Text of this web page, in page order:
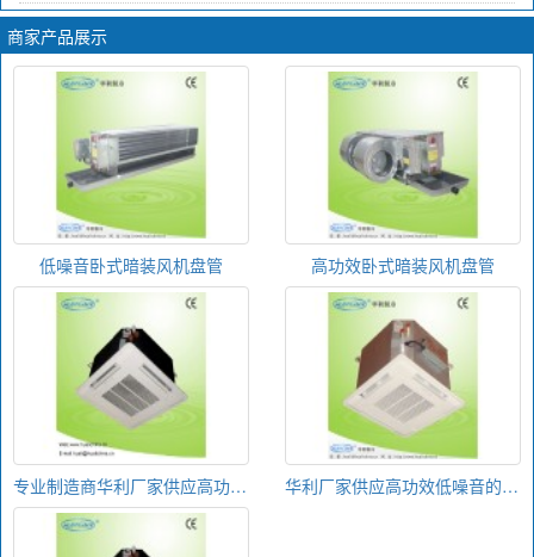
商家产品展示
低噪音卧式暗装风机盘管 高功效卧式暗装风机盘管
专业制造商华利厂家供应高功效低噪音的卡式风机盘管 华利厂家供应高功效低噪音的卡式风机盘管